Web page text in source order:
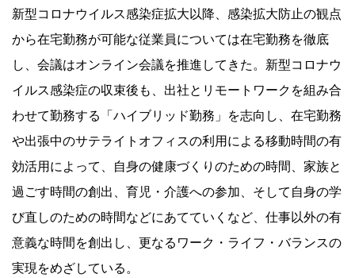
新型コロナウイルス感染症拡大以降、感染拡大防止の観点
から在宅勤務が可能な従業員については在宅勤務を徹底
し、会議はオンライン会議を推進してきた。新型コロナウ
イルス感染症の収束後も、出社とリモートワークを組み合
わせて勤務する「ハイブリッド勤務」を志向し、在宅勤務
や出張中のサテライトオフィスの利用による移動時間の有
効活用によって、自身の健康づくりのための時間、家族と
過ごす時間の創出、育児・介護への参加、そして自身の学
び直しのための時間などにあてていくなど、仕事以外の有
意義な時間を創出し、更なるワーク・ライフ・バランスの
実現をめざしている。